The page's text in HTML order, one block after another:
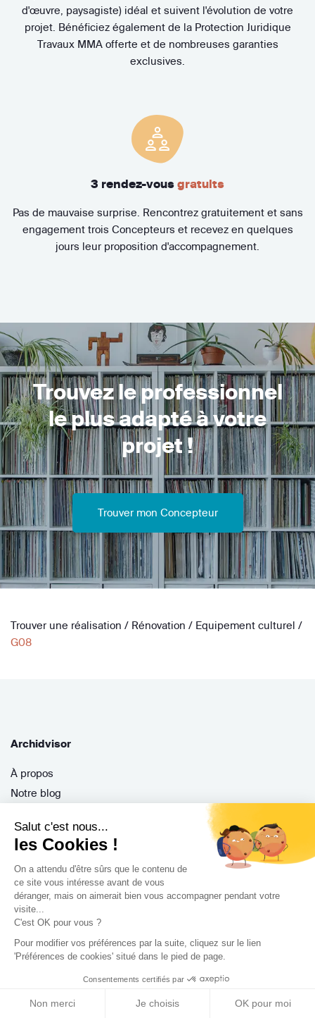
Salut c'est nous...
les Cookies !
On a attendu d'être sûrs que le contenu de
ce site vous intéresse avant de vous
déranger, mais on aimerait bien vous accompagner pendant votre
visite...
C'est OK pour vous ?
Pour modifier vos préférences par la suite, cliquez sur le lien
'Préférences de cookies' situé dans le pied de page.
Consentements certifiés par
Non merci Je choisis OK pour moi
d'œuvre, paysagiste) idéal et suivent l'évolution de votre
projet. Bénéficiez également de la Protection Juridique
Travaux MMA offerte et de nombreuses garanties
exclusives.
3 rendez-vous gratuits
Pas de mauvaise surprise. Rencontrez gratuitement et sans
engagement trois Concepteurs et recevez en quelques
jours leur proposition d'accompagnement.
Trouvez le professionnel
le plus adapté à votre
projet !
Trouver mon Concepteur
Trouver une réalisation / Rénovation / Equipement culturel /
G08
Archidvisor
À propos
Notre blog
Nos partenaires
Nous contacter
CGV / CGU
Politique de confidentialité
Gestion des cookies
Porteurs de projet